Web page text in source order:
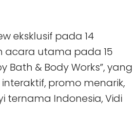
eksklusif pada 14
acara utama pada 15
Bath & Body Works”, yang
promo menarik,
ternama Indonesia, Vidi